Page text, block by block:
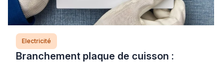
Electricité
Branchement plaque de cuisson :